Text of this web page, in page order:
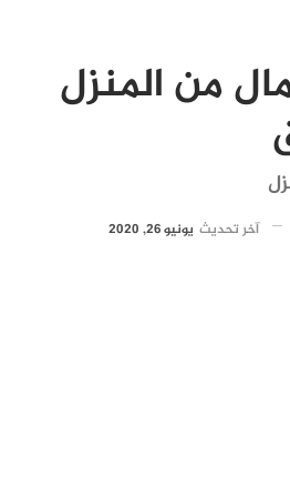
من المنزل
آخر تحديث يونيو 26, 2020